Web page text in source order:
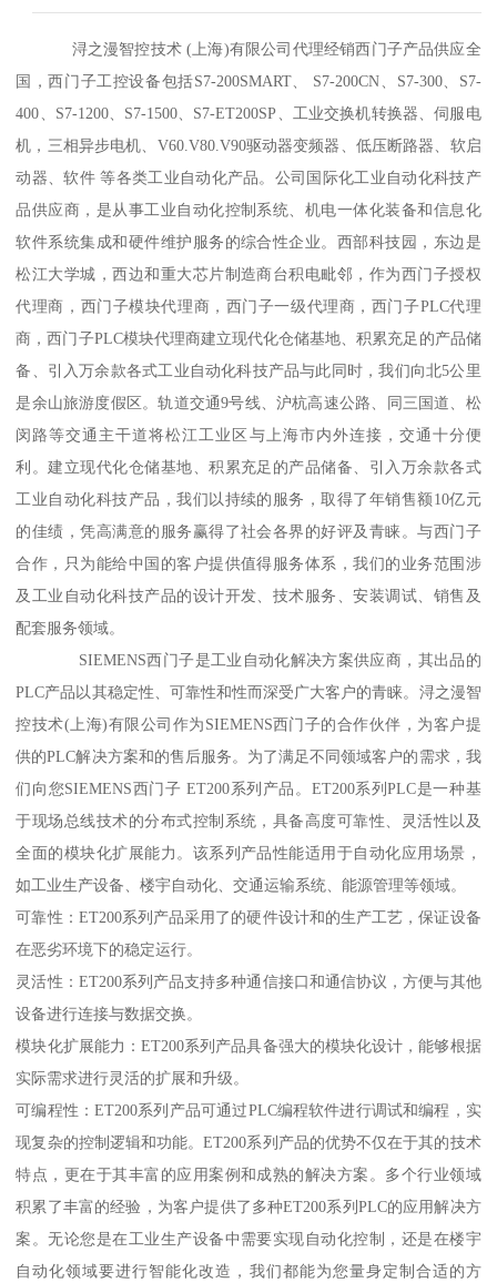
浔之漫智控技术 (上海)有限公司代理经销西门子产品供应全
国，西门子工控设备包括S7-200SMART、 S7-200CN、S7-300、S7-
400、S7-1200、S7-1500、S7-ET200SP、工业交换机转换器、伺服电
机，三相异步电机、V60.V80.V90驱动器变频器、低压断路器、软启
动器、软件 等各类工业自动化产品。公司国际化工业自动化科技产
品供应商，是从事工业自动化控制系统、机电一体化装备和信息化
软件系统集成和硬件维护服务的综合性企业。西部科技园，东边是
松江大学城，西边和重大芯片制造商台积电毗邻，作为西门子授权
代理商，西门子模块代理商，西门子一级代理商，西门子PLC代理
商，西门子PLC模块代理商建立现代化仓储基地、积累充足的产品储
备、引入万余款各式工业自动化科技产品与此同时，我们向北5公里
是余山旅游度假区。轨道交通9号线、沪杭高速公路、同三国道、松
闵路等交通主干道将松江工业区与上海市内外连接，交通十分便
利。建立现代化仓储基地、积累充足的产品储备、引入万余款各式
工业自动化科技产品，我们以持续的服务，取得了年销售额10亿元
的佳绩，凭高满意的服务赢得了社会各界的好评及青睐。与西门子
合作，只为能给中国的客户提供值得服务体系，我们的业务范围涉
及工业自动化科技产品的设计开发、技术服务、安装调试、销售及
配套服务领域。
SIEMENS西门子是工业自动化解决方案供应商，其出品的
PLC产品以其稳定性、可靠性和性而深受广大客户的青睐。浔之漫智
控技术(上海)有限公司作为SIEMENS西门子的合作伙伴，为客户提
供的PLC解决方案和的售后服务。为了满足不同领域客户的需求，我
们向您SIEMENS西门子 ET200系列产品。ET200系列PLC是一种基
于现场总线技术的分布式控制系统，具备高度可靠性、灵活性以及
全面的模块化扩展能力。该系列产品性能适用于自动化应用场景，
如工业生产设备、楼宇自动化、交通运输系统、能源管理等领域。
可靠性：ET200系列产品采用了的硬件设计和的生产工艺，保证设备
在恶劣环境下的稳定运行。
灵活性：ET200系列产品支持多种通信接口和通信协议，方便与其他
设备进行连接与数据交换。
模块化扩展能力：ET200系列产品具备强大的模块化设计，能够根据
实际需求进行灵活的扩展和升级。
可编程性：ET200系列产品可通过PLC编程软件进行调试和编程，实
现复杂的控制逻辑和功能。ET200系列产品的优势不仅在于其的技术
特点，更在于其丰富的应用案例和成熟的解决方案。多个行业领域
积累了丰富的经验，为客户提供了多种ET200系列PLC的应用解决方
案。无论您是在工业生产设备中需要实现自动化控制，还是在楼宇
自动化领域要进行智能化改造，我们都能为您量身定制合适的方